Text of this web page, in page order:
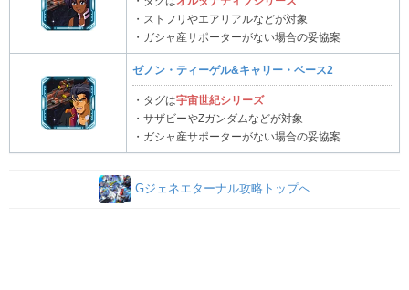
・ストフリやエアリアルなどが対象
・ガシャ産サポーターがない場合の妥協案
ゼノン・ティーゲル&キャリー・ベース2
・タグは宇宙世紀シリーズ
・サザビーやΖガンダムなどが対象
・ガシャ産サポーターがない場合の妥協案
Gジェネエターナル攻略トップへ